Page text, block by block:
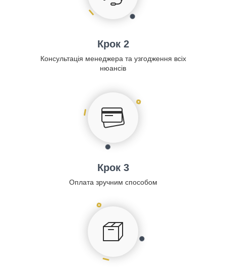
Крок 2
Консультація менеджера та узгодження всіх
нюансів
Крок 3
Оплата зручним способом